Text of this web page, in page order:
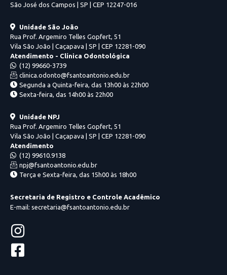
São José dos Campos | SP | CEP 12247-016
Unidade São João
Rua Prof. Argemiro Telles Gopfert, 51
Vila São João | Caçapava | SP | CEP 12281-090
Atendimento - Clínica Odontológica
(12) 99660-3739
clinica.odonto@fsantoantonio.edu.br
Segunda a Quinta-feira, das 13h00 às 22h00
Sexta-feira, das 14h00 às 22h00
Unidade NPJ
Rua Prof. Argemiro Telles Gopfert, 51
Vila São João | Caçapava | SP | CEP 12281-090
Atendimento
(12) 99610.9138
npj@fsantoantonio.edu.br
Terça e Sexta-feira, das 15h00 às 18h00
Secretaria de Registro e Controle Acadêmico
E-mail: secretaria@fsantoantonio.edu.br